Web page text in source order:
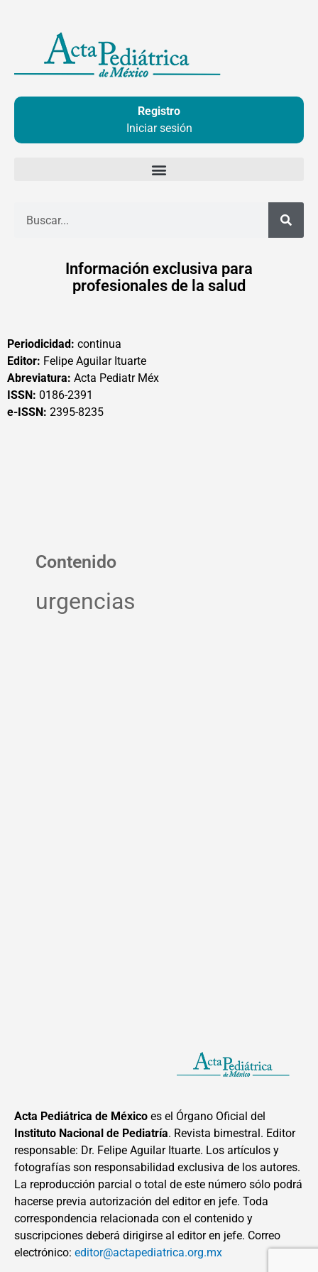
contenido
Registro
Iniciar sesión
Información exclusiva para
profesionales de la salud
Periodicidad: continua
Editor: Felipe Aguilar Ituarte
Abreviatura: Acta Pediatr Méx
ISSN: 0186-2391
e-ISSN: 2395-8235
Contenido
urgencias
Acta Pediátrica de México es el Órgano Oficial del
Instituto Nacional de Pediatría. Revista bimestral. Editor
responsable: Dr. Felipe Aguilar Ituarte. Los artículos y
fotografías son responsabilidad exclusiva de los autores.
La reproducción parcial o total de este número sólo podrá
hacerse previa autorización del editor en jefe. Toda
correspondencia relacionada con el contenido y
suscripciones deberá dirigirse al editor en jefe. Correo
electrónico: editor@actapediatrica.org.mx